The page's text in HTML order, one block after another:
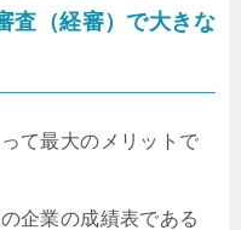
査（経審）で大きな
て最大のメリットで
企業の成績表である